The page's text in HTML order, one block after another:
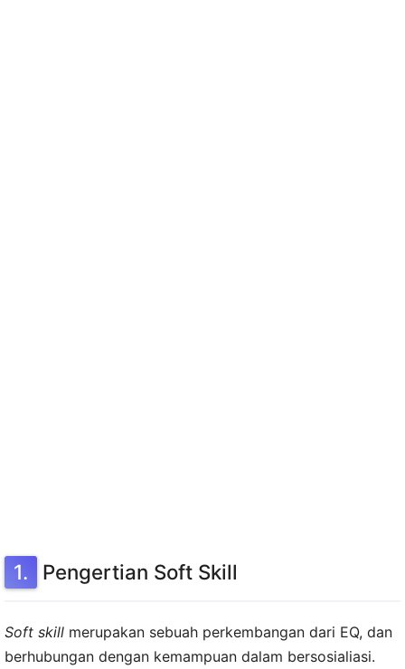
Pengertian Soft Skill
Soft skill merupakan sebuah perkembangan dari EQ, dan
berhubungan dengan kemampuan dalam bersosialiasi.